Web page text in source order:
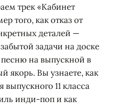
трек «Кабинет
того, как отказ от
деталей —
задачи на доске
на выпускной в
Вы узнаете, как
выпускного 11 класса
инди-поп и как